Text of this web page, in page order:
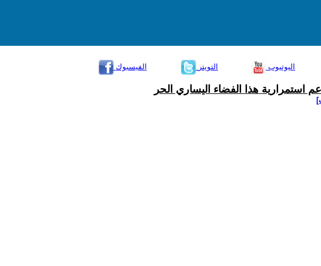
الفيسبوك
التويتر اليوتيوب
استمرارية هذا الفضاء اليساري الحر